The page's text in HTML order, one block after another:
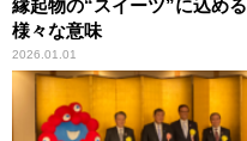
縁起物の“スイーツ”に込める
様々な意味
2026.01.01